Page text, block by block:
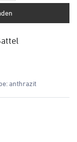
anthrazit